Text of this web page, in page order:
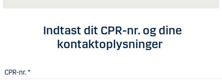
Indtast dit CPR-nr. og dine
kontaktoplysninger
CPR-nr. *